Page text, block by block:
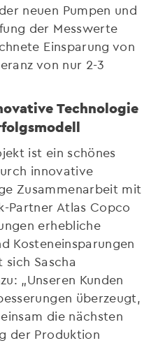
neuen Pumpen und
der Messwerte
Einsparung von
von nur 2-3
Technologie
ist ein schönes
innovative
Zusammenarbeit mit
Partner Atlas Copco
erhebliche
Kosteneinsparungen
sich Sascha
„Unseren Kunden
überzeugt,
die nächsten
der Produktion